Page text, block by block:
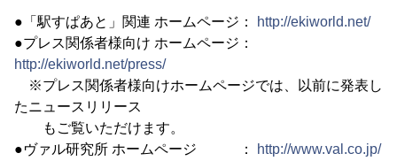
●「駅すぱあと」関連 ホームページ：
http://ekiworld.net/
●プレス関係者様向け ホームページ：
http://ekiworld.net/press/
※プレス関係者様向けホームページでは、以前に発表し
たニュースリリース
もご覧いただけます。
●ヴァル研究所 ホームページ ：
http://www.val.co.jp/